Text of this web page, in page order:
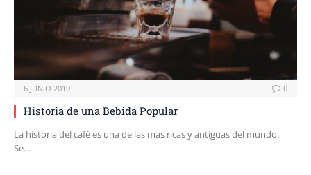
6 JUNIO 2019 0
Historia de una Bebida Popular
La historia del café es una de las más ricas y antiguas del mundo.
Se…